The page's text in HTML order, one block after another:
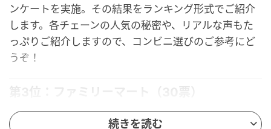
ンケートを実施。その結果をランキング形式でご紹介
します。各チェーンの人気の秘密や、リアルな声もた
っぷりご紹介しますので、コンビニ選びのご参考にど
うぞ！
続きを読む